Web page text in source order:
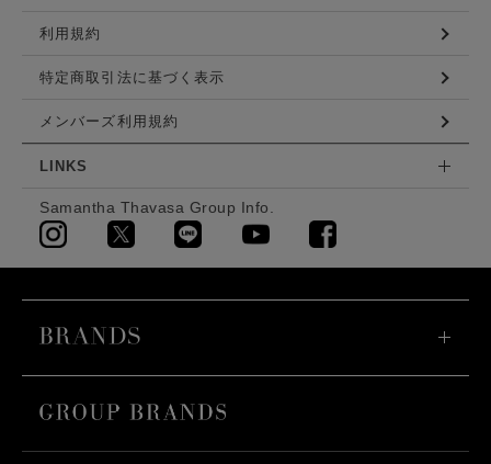
利用規約
特定商取引法に基づく表示
メンバーズ利用規約
LINKS
Samantha Thavasa Group Info.